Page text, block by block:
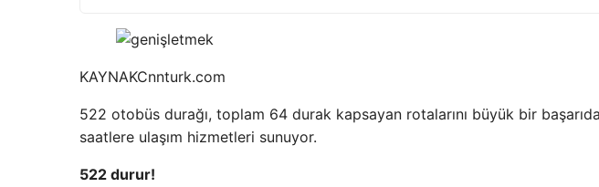
KAYNAKCnnturk.com
522 otobüs durağı, toplam 64 durak kapsayan rotalarını büyük bir
saatlere ulaşım hizmetleri sunuyor.
522 durur!